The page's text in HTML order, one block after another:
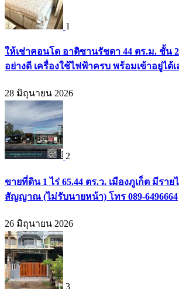
1
ให้เช่าคอนโด อาติซานรัชดา 44 ตร.ม. ชั้น
อย่างดี เครื่องใช้ไฟฟ้าครบ พร้อมเข้าอยู่ได้เ
28 มิถุนายน 2026
2
ขายที่ดิน 1 ไร่ 65.44 ตร.ว. เมืองภูเก็ต มีราย
สัญญาณ (ไม่รับนายหน้า) โทร 089-6496664
26 มิถุนายน 2026
3